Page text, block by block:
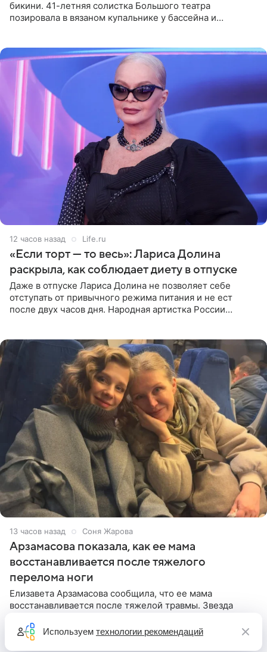
бикини. 41-летняя солистка Большого театра
позировала в вязаном купальнике у бассейна и
12 часов назад Life.ru
«Если торт — то весь»: Лариса Долина
раскрыла, как соблюдает диету в отпуске
Даже в отпуске Лариса Долина не позволяет себе
отступать от привычного режима питания и не ест
после двух часов дня. Народная артистка России
13 часов назад Соня Жарова
Арзамасова показала, как ее мама
восстанавливается после тяжелого
перелома ноги
Елизавета Арзамасова сообщила, что ее мама
восстанавливается после тяжелой травмы. Звезда
неудачно сломала ногу и перенесла операцию.
Арзамасова показала
Используем технологии рекомендаций